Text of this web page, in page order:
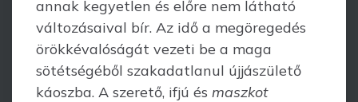
annak kegyetlen és előre nem látható
változásaival bír. Az idő a megöregedés
örökkévalóságát vezeti be a maga
sötétségéből szakadatlanul újjászülető
káoszba. A szerető, ifjú és maszkot